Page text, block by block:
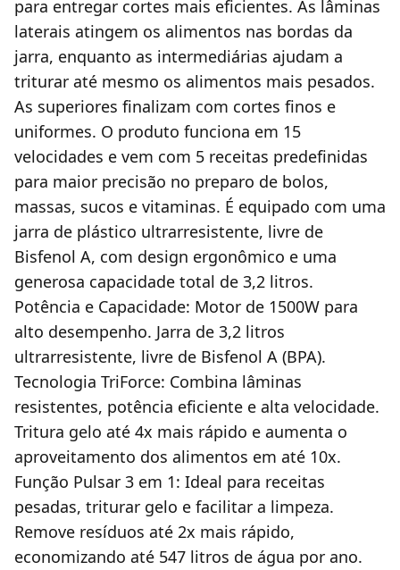
para entregar cortes mais eficientes. As lâminas
laterais atingem os alimentos nas bordas da
jarra, enquanto as intermediárias ajudam a
triturar até mesmo os alimentos mais pesados.
As superiores finalizam com cortes finos e
uniformes. O produto funciona em 15
velocidades e vem com 5 receitas predefinidas
para maior precisão no preparo de bolos,
massas, sucos e vitaminas. É equipado com uma
jarra de plástico ultrarresistente, livre de
Bisfenol A, com design ergonômico e uma
generosa capacidade total de 3,2 litros.
Potência e Capacidade: Motor de 1500W para
alto desempenho. Jarra de 3,2 litros
ultrarresistente, livre de Bisfenol A (BPA).
Tecnologia TriForce: Combina lâminas
resistentes, potência eficiente e alta velocidade.
Tritura gelo até 4x mais rápido e aumenta o
aproveitamento dos alimentos em até 10x.
Função Pulsar 3 em 1: Ideal para receitas
pesadas, triturar gelo e facilitar a limpeza.
Remove resíduos até 2x mais rápido,
economizando até 547 litros de água por ano.